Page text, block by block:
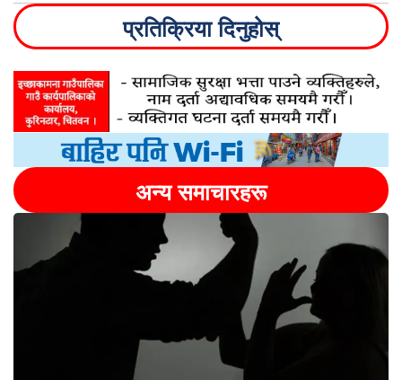
प्रतिक्रिया दिनुहोस्
अन्य समाचारहरू